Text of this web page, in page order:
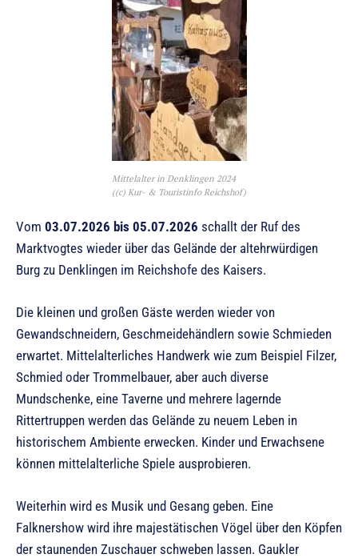
Mittelalter in Denklingen 2024
((c) Kur- & Touristinfo Reichshof)
Vom 03.07.2026 bis 05.07.2026 schallt der Ruf des
Marktvogtes wieder über das Gelände der altehrwürdigen
Burg zu Denklingen im Reichshofe des Kaisers.
Die kleinen und großen Gäste werden wieder von
Gewandschneidern, Geschmeidehändlern sowie Schmieden
erwartet. Mittelalterliches Handwerk wie zum Beispiel Filzer,
Schmied oder Trommelbauer, aber auch diverse
Mundschenke, eine Taverne und mehrere lagernde
Rittertruppen werden das Gelände zu neuem Leben in
historischem Ambiente erwecken. Kinder und Erwachsene
können mittelalterliche Spiele ausprobieren.
Weiterhin wird es Musik und Gesang geben. Eine
Falknershow wird ihre majestätischen Vögel über den Köpfen
der staunenden Zuschauer schweben lassen. Gaukler